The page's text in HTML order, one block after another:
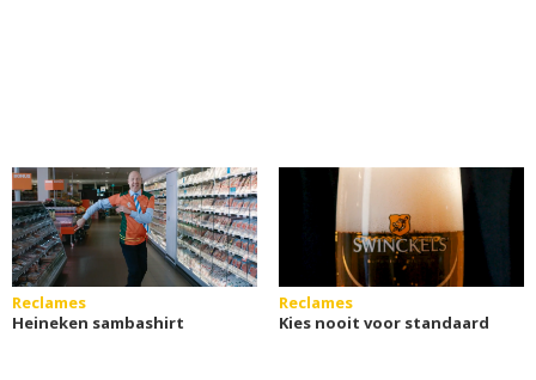
Reclames
Heineken sambashirt
Reclames
Kies nooit voor standaard